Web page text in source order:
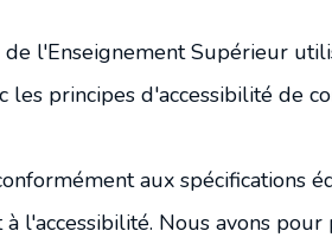
Programmations bisannuelles
l'Enseignement Supérieur
les principes d'accessibilité de
aux spécifications
l'accessibilité. Nous avons